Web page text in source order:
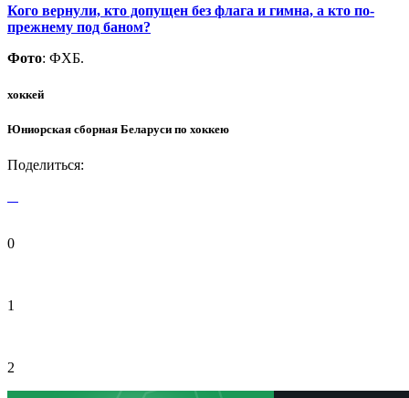
Кого вернули, кто допущен без флага и гимна, а кто по-
прежнему под баном?
Фото: ФХБ.
хоккей
Юниорская сборная Беларуси по хоккею
Поделиться:
0
1
2